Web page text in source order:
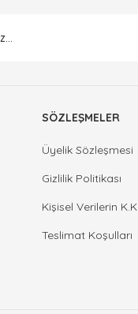
SÖZLEŞMELER
Üyelik Sözleşmesi
Gizlilik Politikası
Kişisel Verilerin K.K
Teslimat Koşulları